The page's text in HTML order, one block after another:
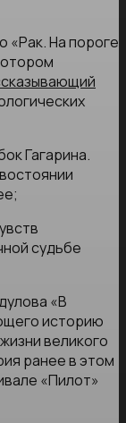
«Рак. На пороге
Гагарина.
судьбе
«В
историю
великого
ранее в этом
«Пилот»